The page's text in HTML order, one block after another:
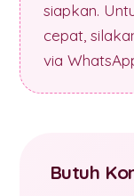
siapkan.
cepat,
via
Butuh